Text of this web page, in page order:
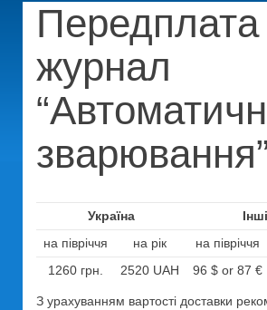
журнал
зварювання”
Україна
на півріччя
на рік на півріччя
1260 грн.
2520 UAH 96 $ or 87 €
З урахуванням вартості доставки